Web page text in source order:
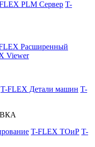
PLM Сервер T-
Расширенный
Viewer
T-FLEX Детали машин T-
T-FLEX ТОиР T-